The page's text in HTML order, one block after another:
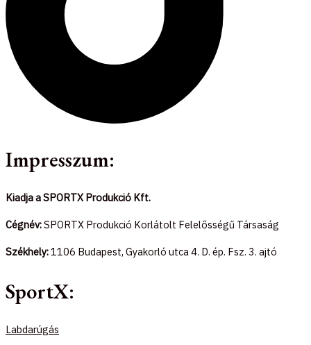
Impresszum:
Kiadja a SPORTX Produkció Kft.
Cégnév:SPORTX Produkció Korlátolt Felelősségű Társaság
Székhely:1106 Budapest, Gyakorló utca 4. D. ép. Fsz. 3. ajtó
SportX:
Labdarúgás